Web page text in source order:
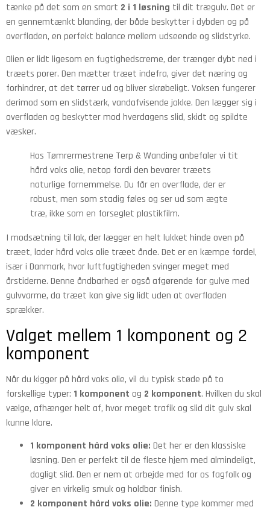
tænke på det som en smart 2 i 1 løsning til dit trægulv. Det er
en gennemtænkt blanding, der både beskytter i dybden og på
overfladen, en perfekt balance mellem udseende og slidstyrke.
Olien er lidt ligesom en fugtighedscreme, der trænger dybt ned i
træets porer. Den mætter træet indefra, giver det næring og
forhindrer, at det tørrer ud og bliver skrøbeligt. Voksen fungerer
derimod som en slidstærk, vandafvisende jakke. Den lægger sig i
overfladen og beskytter mod hverdagens slid, skidt og spildte
væsker.
Hos Tømrermestrene Terp & Wanding anbefaler vi tit
hård voks olie, netop fordi den bevarer træets
naturlige fornemmelse. Du får en overflade, der er
robust, men som stadig føles og ser ud som ægte
træ, ikke som en forseglet plastikfilm.
I modsætning til lak, der lægger en helt lukket hinde oven på
træet, lader hård voks olie træet ånde. Det er en kæmpe fordel,
især i Danmark, hvor luftfugtigheden svinger meget med
årstiderne. Denne åndbarhed er også afgørende for gulve med
gulvvarme, da træet kan give sig lidt uden at overfladen
sprækker.
Valget mellem 1 komponent og 2
komponent
Når du kigger på hård voks olie, vil du typisk støde på to
forskellige typer: 1 komponent og 2 komponent. Hvilken du skal
vælge, afhænger helt af, hvor meget trafik og slid dit gulv skal
kunne klare.
1 komponent hård voks olie: Det her er den klassiske
løsning. Den er perfekt til de fleste hjem med almindeligt,
dagligt slid. Den er nem at arbejde med for os fagfolk og
giver en virkelig smuk og holdbar finish.
2 komponent hård voks olie: Denne type kommer med